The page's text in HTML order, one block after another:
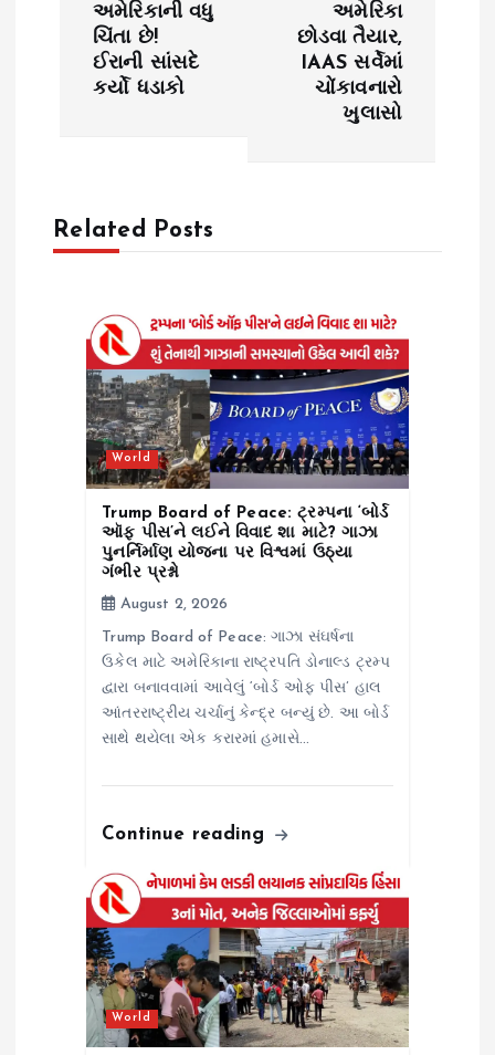
g
અમેરિકાની વધુ
ચિંતા છે!
ઈરાની સાંસદે
કર્યો ધડાકો
અમેરિકા
છોડવા તૈયાર,
IAAS સર્વેમાં
ચોંકાવનારો
ખુલાસો
Related Posts
World
Trump Board of Peace: ટ્રમ્પના ‘બોર્ડ
ઑફ પીસ’ને લઈને વિવાદ શા માટે? ગાઝા
પુનર્નિર્માણ યોજના પર વિશ્વમાં ઉઠ્યા
ગંભીર પ્રશ્નો
August 2, 2026
Trump Board of Peace: ગાઝા સંઘર્ષના
ઉકેલ માટે અમેરિકાના રાષ્ટ્રપતિ ડોનાલ્ડ ટ્રમ્પ
દ્વારા બનાવવામાં આવેલું ‘બોર્ડ ઓફ પીસ’ હાલ
આંતરરાષ્ટ્રીય ચર્ચાનું કેન્દ્ર બન્યું છે. આ બોર્ડ
સાથે થયેલા એક કરારમાં હમાસે…
Continue reading
World